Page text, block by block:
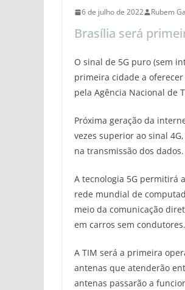
6 de julho de 2022 Rubem
Brasília será
O sinal de 5G puro (sem
primeira cidade a
pela Agência Nacional de
Próxima geração da
vezes superior ao sinal
na transmissão dos
A tecnologia 5G permitirá
rede mundial de
meio da comunicação
em carros sem condutores.
A TIM será a primeira
antenas que atenderão
antenas passarão a